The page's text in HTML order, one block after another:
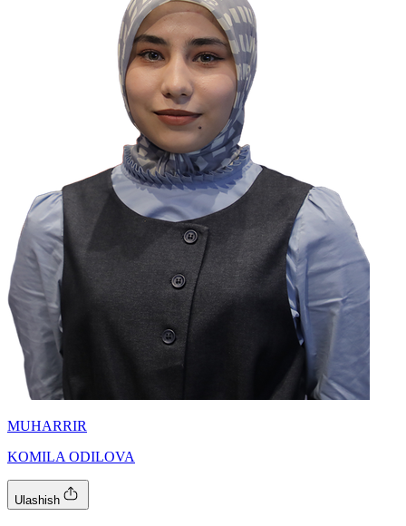
MUHARRIR
KOMILA ODILOVA
Ulashish